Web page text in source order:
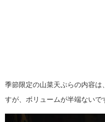
季節限定の山菜天ぷらの内容
すが、ボリュームが半端ないで